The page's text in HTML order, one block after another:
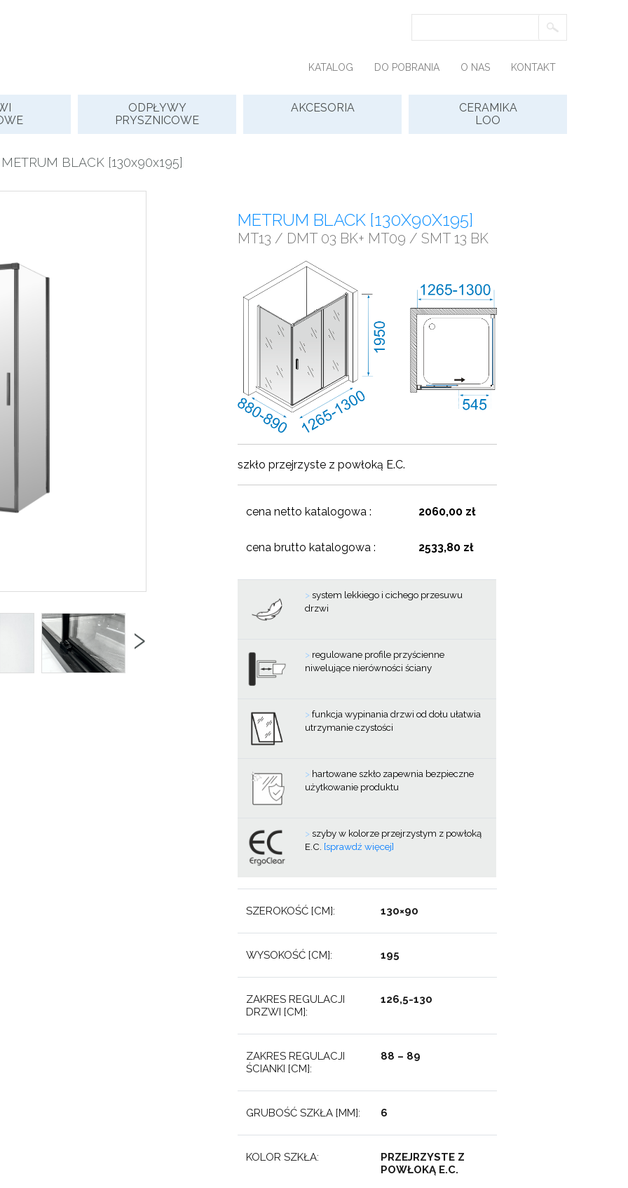
KATALOG DO POBRANIA O NAS KONTAKT
ODPŁYWY
PRYSZNICOWE
AKCESORIA
CERAMIKA
LOO
BLACK [130x90x195]
›
METRUM BLACK [130X90X195]
MT13 / DMT 03 BK+ MT09 / SMT 13 BK
szkło przejrzyste z powłoką E.C.
cena netto katalogowa : 2060,00 zł
cena brutto katalogowa : 2533,80 zł
>system lekkiego i cichego przesuwu
drzwi
> regulowane profile przyścienne
niwelujące nierówności ściany
>funkcja wypinania drzwi od dołu ułatwia
utrzymanie czystości
> hartowane szkło zapewnia bezpieczne
użytkowanie produktu
>szyby w kolorze przejrzystym z powłoką
E.C. [sprawdź więcej]
SZEROKOŚĆ [CM]: 130×90
WYSOKOŚĆ [CM]: 195
ZAKRES REGULACJI
DRZWI [CM]:
126,5-130
ZAKRES REGULACJI
ŚCIANKI [CM]:
88 – 89
GRUBOŚĆ SZKŁA [MM]: 6
KOLOR SZKŁA:
PRZEJRZYSTE Z
POWŁOKĄ E.C.